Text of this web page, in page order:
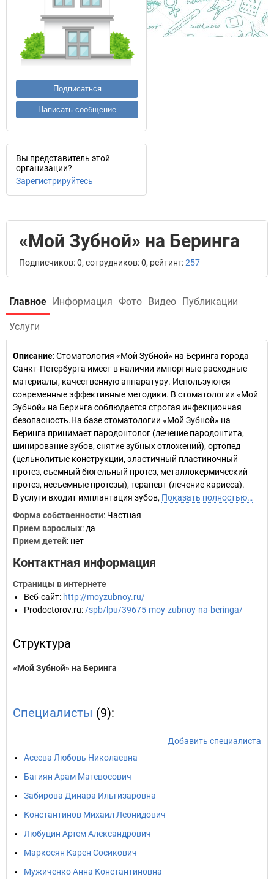
Подписаться
Написать сообщение
Вы представитель этой
организации?
Зарегистрируйтесь
«Мой Зубной» на Беринга
Подписчиков: 0, сотрудников: 0, рейтинг:257
Главное Информация Фото Видео Публикации
Услуги
Описание: Стоматология «Мой Зубной» на Беринга города
Санкт-Петербурга имеет в наличии импортные расходные
материалы, качественную аппаратуру. Используются
современные эффективные методики. В стоматологии «Мой
Зубной» на Беринга соблюдается строгая инфекционная
безопасность.На базе стоматологии «Мой Зубной» на
Беринга принимает пародонтолог (лечение пародонтита,
шинирование зубов, снятие зубных отложений), ортопед
(цельнолитые конструкции, эластичный пластиночный
протез, съемный бюгельный протез, металлокермический
протез, несъемные протезы), терапевт (лечение кариеса).
В услуги входит имплантация зубов, Показать полностью…
Форма собственности: Частная
Прием взрослых: да
Прием детей: нет
Контактная информация
Страницы в интернете
Веб-сайт: http://moyzubnoy.ru/
Prodoctorov.ru: /spb/lpu/39675-moy-zubnoy-na-beringa/
Структура
«Мой Зубной» на Беринга
Специалисты (9):
Добавить специалиста
Асеева Любовь Николаевна
Багиян Арам Матевосович
Забирова Динара Ильгизаровна
Константинов Михаил Леонидович
Любуцин Артем Александрович
Маркосян Карен Сосикович
Мужиченко Анна Константиновна